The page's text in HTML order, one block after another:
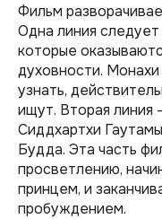
Фильм
Одна линия
которые
духовности.
узнать,
ищут. Вторая линия
Сиддхартхи
Будда. Эта часть
просветлению,
принцем, и
пробуждением.